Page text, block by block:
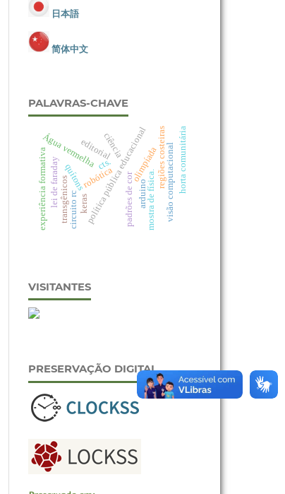
日本語
简体中文
PALAVRAS-CHAVE
editorial olimpíada
política pública educacional
padrões de cor
quítons regiões costeiras
robótica visão computacional
keras mostra de física.
transgênicos
cts. horta comunitária
Água vermelha
lei de faraday
experiência formativa
ciência
arduino
circuito rc
VISITANTES
PRESERVAÇÃO DIGITAL